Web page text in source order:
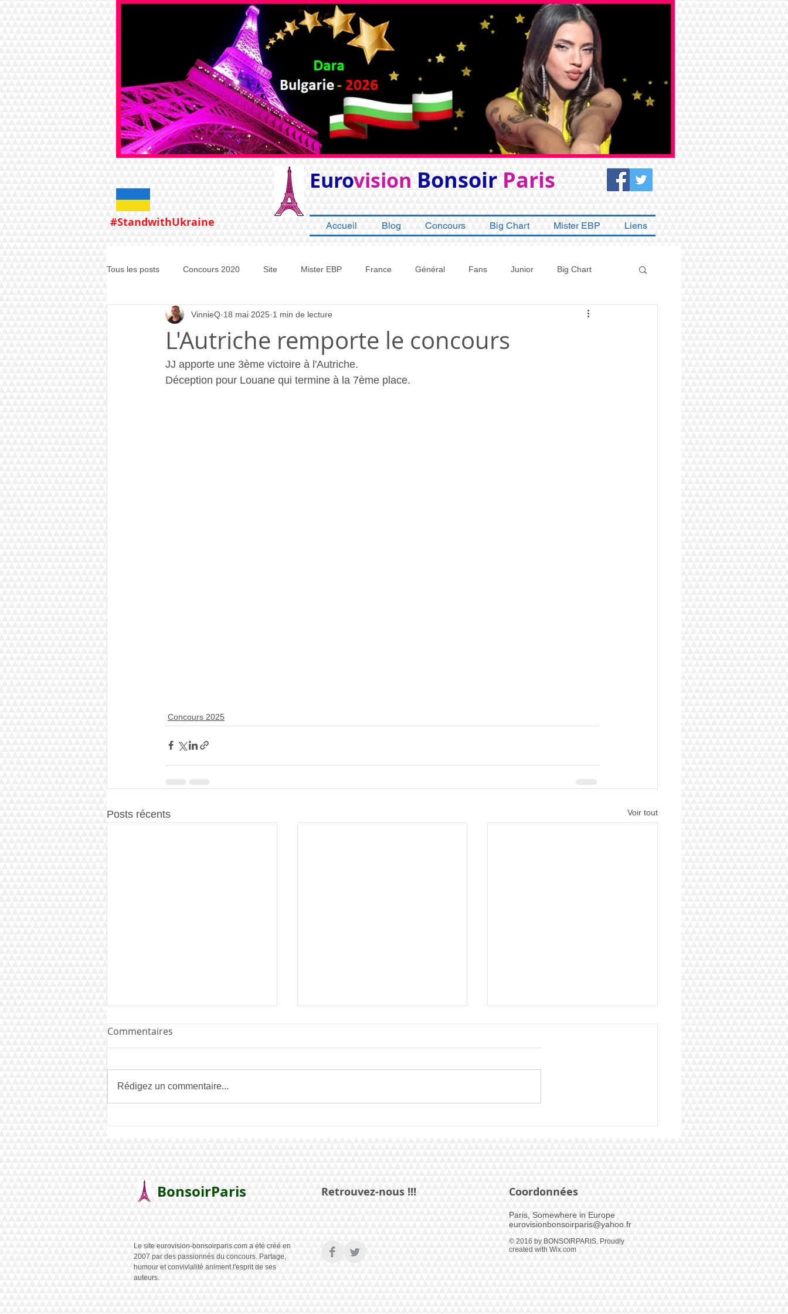
#StandwithUkraine
Eurovision Bonsoir Paris
Accueil Blog Concours Big Chart Mister EBP Liens
Tous les posts Concours 2020 Site Mister EBP France Général Fans Junior Big Chart
Concours 2021 Concours 2022 Concours 2023 Concours 2026
L'Autriche remporte le concours
VinnieQ 18 mai 2025 1 min de lecture
JJ apporte une 3ème victoire à l'Autriche.
Déception pour Louane qui termine à la 7ème place.
Concours 2025
Posts récents Voir tout
Commentaires
Rédigez un commentaire...
BonsoirParis Retrouvez-nous !!!
Le site eurovision-bonsoirparis.com a été créé en
2007 par des passionnés du concours. Partage,
humour et convivialité animent l'esprit de ses
auteurs.
Coordonnées
Paris, Somewhere in Europe​
eurovisionbonsoirparis@yahoo.fr
© 2016 by BONSOIRPARIS. Proudly
created with Wix.com